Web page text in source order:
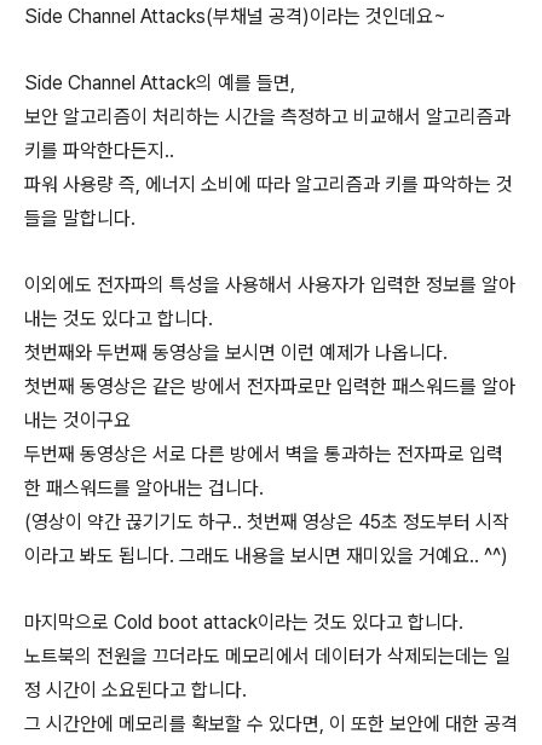
Side Channel Attacks(부채널 공격)이라는 것인데요~
Side Channel Attack의 예를 들면,
보안 알고리즘이 처리하는 시간을 측정하고 비교해서 알고리즘과
키를 파악한다든지..
파워 사용량 즉, 에너지 소비에 따라 알고리즘과 키를 파악하는 것
들을 말합니다.
이외에도 전자파의 특성을 사용해서 사용자가 입력한 정보를 알아
내는 것도 있다고 합니다.
첫번째와 두번째 동영상을 보시면 이런 예제가 나옵니다.
첫번째 동영상은 같은 방에서 전자파로만 입력한 패스워드를 알아
내는 것이구요
두번째 동영상은 서로 다른 방에서 벽을 통과하는 전자파로 입력
한 패스워드를 알아내는 겁니다.
(영상이 약간 끊기기도 하구.. 첫번째 영상은 45초 정도부터 시작
이라고 봐도 됩니다. 그래도 내용을 보시면 재미있을 거예요.. ^^)
마지막으로 Cold boot attack이라는 것도 있다고 합니다.
노트북의 전원을 끄더라도 메모리에서 데이터가 삭제되는데는 일
정 시간이 소요된다고 합니다.
그 시간안에 메모리를 확보할 수 있다면, 이 또한 보안에 대한 공격